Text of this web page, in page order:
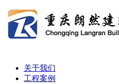
关于我们
工程案例